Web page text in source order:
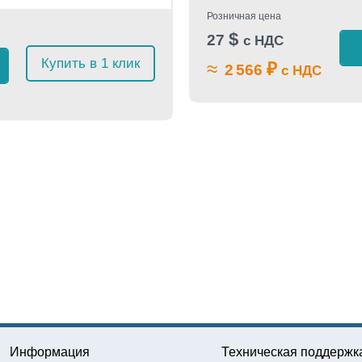
Купить в 1 клик
Розничная цена
27 $ с НДС
≈ 2 566 ₽ с НДС
Информация Техническая